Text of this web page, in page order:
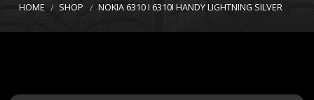
HOME SHOP NOKIA 6310 I 6310I HANDY LIGHTNING SILVER